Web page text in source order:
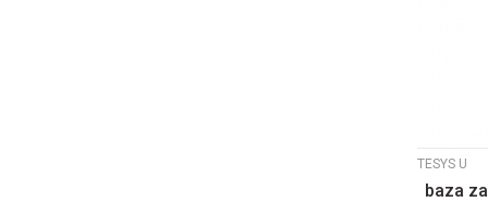
TESYS U
baza